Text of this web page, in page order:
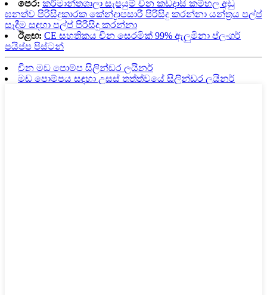
පෙර: කර්මාන්තශාලා සැපයුම් චීන කඩදාසි කම්හල අඩු
ඝනත්ව පිරිසිදුකාරක කේන්ද්‍රාපසාරී පිරිසිදු කරන්නා යන්ත්‍රය පල්ප්
සෑදීම සඳහා පල්ප් පිරිසිදු කරන්නා
ඊළඟ: CE සහතිකය චීන සෙරමික් 99% ඇලුමිනා ප්ලංගර්
පයිප්ප පිස්ටන්
චීන මඩ පොම්ප සිලින්ඩර ලයිනර්
මඩ පොම්පය සඳහා උසස් තත්ත්වයේ සිලින්ඩර ලයිනර්